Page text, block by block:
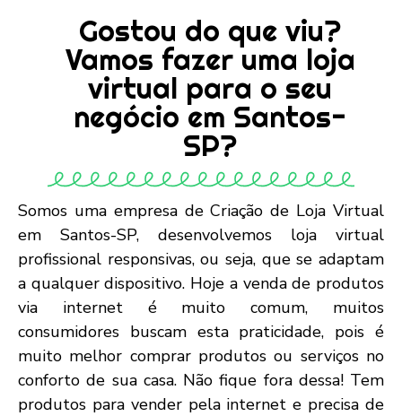
Gostou do que viu?
Vamos fazer uma loja
virtual para o seu
negócio em Santos-
SP?
Somos uma empresa de Criação de Loja Virtual
em Santos-SP, desenvolvemos loja virtual
profissional responsivas, ou seja, que se adaptam
a qualquer dispositivo. Hoje a venda de produtos
via internet é muito comum, muitos
consumidores buscam esta praticidade, pois é
muito melhor comprar produtos ou serviços no
conforto de sua casa. Não fique fora dessa! Tem
produtos para vender pela internet e precisa de